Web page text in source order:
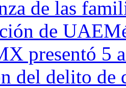
de las
de
presentó 5
del delito de